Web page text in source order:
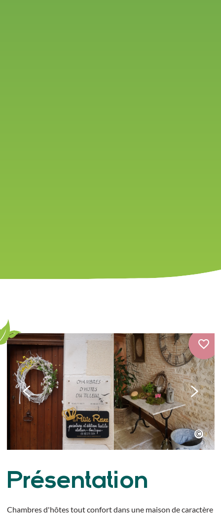
Présentation
Chambres d'hôtes tout confort dans une maison de caractère